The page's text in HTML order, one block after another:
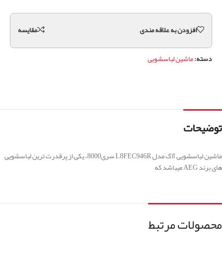
افزودن به علاقه مندی مقايسه
دسته:ماشین لباسشویی
توضیحات
ماشین لباسشویی آاگ مدل L8FEC946R سری8000، یکی از پرقدرت ترین لباسشویی
های برند AEG میباشد که
محصولات مرتبط